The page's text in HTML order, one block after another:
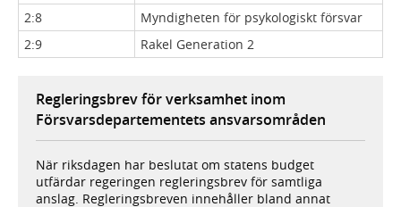
2:8
Myndigheten för psyko­logiskt försvar
2:9
Rakel Generation 2
Regleringsbrev för verksamhet inom
Försvarsdepartementets ansvarsområden
När riksdagen har beslutat om statens budget
utfärdar regeringen regleringsbrev för samtliga
anslag. Regleringsbreven innehåller bland annat